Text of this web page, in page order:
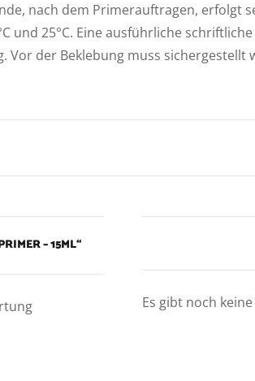
nach dem Primerauftragen,
und 25°C. Eine ausführliche
Vor der Beklebung muss
Es gibt noch
– 15ML“